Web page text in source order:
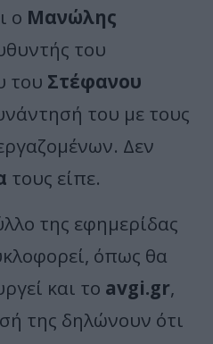
ο Μανώλης
του
του Στέφανου
του με τους
Δεν
τους είπε.
της εφημερίδας
όπως θα
και το avgi.gr,
της δηλώνουν ότι